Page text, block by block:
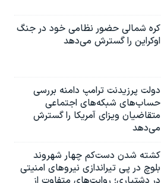
کره شمالی حضور نظامی خود در جنگ
اوکراین را گسترش می‌دهد
دولت پرزیدنت ترامپ دامنه بررسی
حساب‌های شبکه‌های اجتماعی
متقاضیان ویزای آمریکا را گسترش
می‌دهد
کشته شدن دست‌کم چهار شهروند
بلوچ در پی تیراندازی نیروهای امنیتی